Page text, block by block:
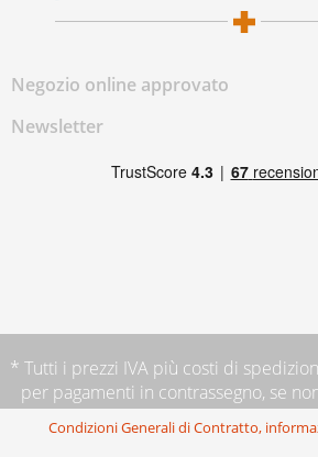
Negozio online approvato
Newsletter
* Tutti i prezzi IVA più costi di
per pagamenti in contrassegno, se
Condizioni Generali di Contratto,